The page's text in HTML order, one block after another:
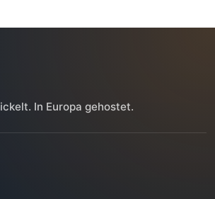
In Europa gehostet.